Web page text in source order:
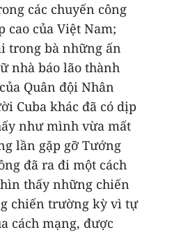
các chuyến công
cao của Việt Nam;
trong bà những ấn
nhà báo lão thành
Quân đội Nhân
Cuba khác đã có dịp
như mình vừa mất
lần gặp gỡ Tướng
đã ra đi một cách
thấy những chiến
chiến trường kỳ vì tự
cách mạng, được